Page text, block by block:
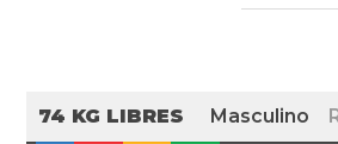
74 KG LIBRES Masculino